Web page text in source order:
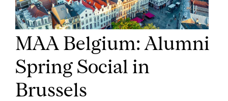
MAA Belgium: Alumni
Spring Social in
Brussels